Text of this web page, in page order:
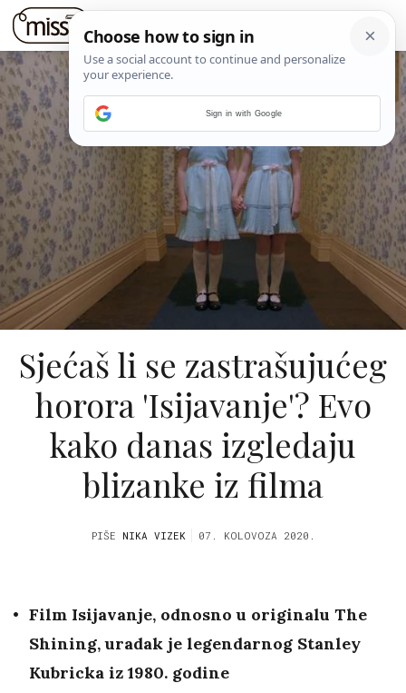
Sjećaš li se zastrašujućeg
horora 'Isijavanje'? Evo
kako danas izgledaju
blizanke iz filma
PIŠE NIKA VIZEK 07. KOLOVOZA 2020.
Film Isijavanje, odnosno u originalu The
Shining, uradak je legendarnog Stanley
Kubricka iz 1980. godine
Sign in with Google